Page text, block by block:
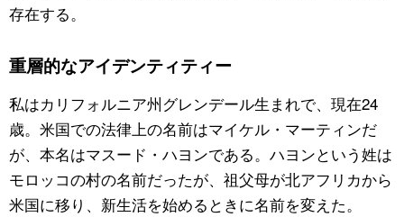
存在する。
重層的なアイデンティティー
私はカリフォルニア州グレンデール生まれで、現在24
歳。米国での法律上の名前はマイケル・マーティンだ
が、本名はマスード・ハヨンである。ハヨンという姓は
モロッコの村の名前だったが、祖父母が北アフリカから
米国に移り、新生活を始めるときに名前を変えた。